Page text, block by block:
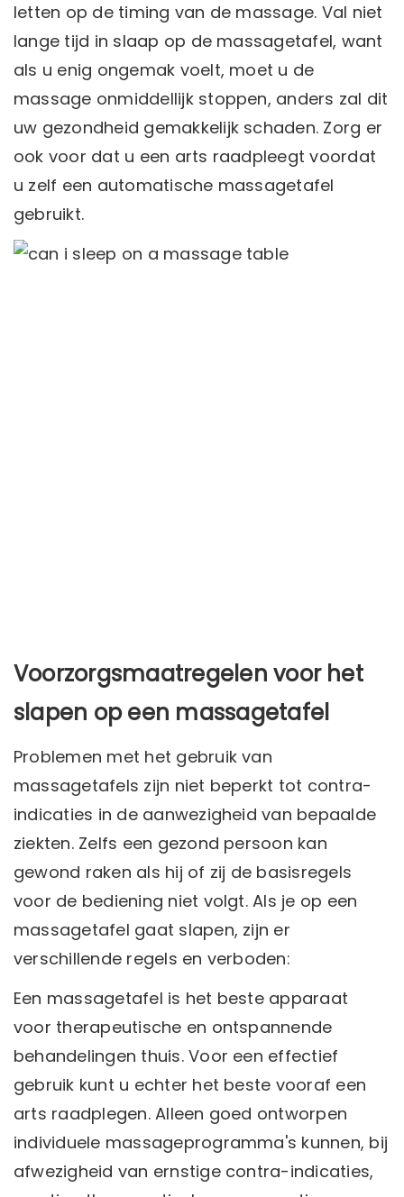
letten op de timing van de massage. Val niet
lange tijd in slaap op de massagetafel, want
als u enig ongemak voelt, moet u de
massage onmiddellijk stoppen, anders zal dit
uw gezondheid gemakkelijk schaden. Zorg er
ook voor dat u een arts raadpleegt voordat
u zelf een automatische massagetafel
gebruikt.
Voorzorgsmaatregelen voor het
slapen op een massagetafel
Problemen met het gebruik van
massagetafels zijn niet beperkt tot contra-
indicaties in de aanwezigheid van bepaalde
ziekten. Zelfs een gezond persoon kan
gewond raken als hij of zij de basisregels
voor de bediening niet volgt. Als je op een
massagetafel gaat slapen, zijn er
verschillende regels en verboden:
Een massagetafel is het beste apparaat
voor therapeutische en ontspannende
behandelingen thuis. Voor een effectief
gebruik kunt u echter het beste vooraf een
arts raadplegen. Alleen goed ontworpen
individuele massageprogramma's kunnen, bij
afwezigheid van ernstige contra-indicaties,